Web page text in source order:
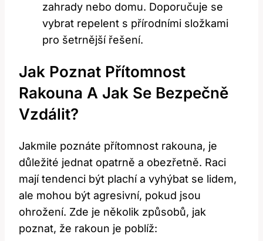
zahrady nebo domu. Doporučuje se
vybrat repelent s přírodními složkami
pro šetrnější řešení.
Jak Poznat Přítomnost
Rakouna A Jak Se Bezpečně
Vzdálit?
Jakmile poznáte přítomnost rakouna, je
důležité jednat opatrně a obezřetně. Raci
mají tendenci být plachí a vyhýbat se lidem,
ale mohou být agresivní, pokud jsou
ohrožení. Zde je několik způsobů, jak
poznat, že rakoun je poblíž: